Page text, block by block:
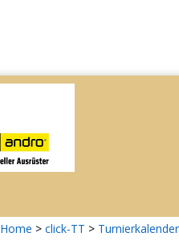
Home > click-TT > Turnierkalender